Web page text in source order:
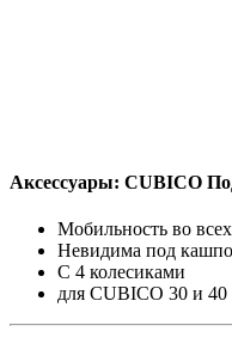
Aксессуары: CUBICO
Мобильность во
Невидима под кашпо
C 4 колесиками
для CUBICO 30 и 40